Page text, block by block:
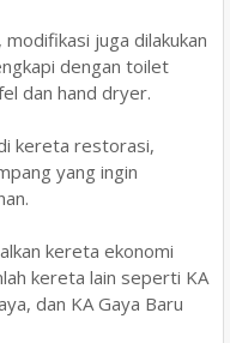
juga dilakukan
dengan toilet
dan hand dryer.
kereta restorasi,
yang ingin
kereta ekonomi
kereta lain seperti KA
dan KA Gaya Baru